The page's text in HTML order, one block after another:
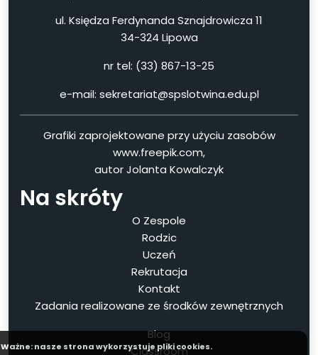
ul. Księdza Ferdynanda Sznajdrowicza 11
34-324 Lipowa
nr tel: (33) 867-13-25
e-mail: sekretariat@spslotwina.edu.pl
Grafiki zaprojektowane przy użyciu zasobów
www.freepik.com,
autor Jolanta Kowalczyk
Na skróty
O Zespole
Rodzic
Uczeń
Rekrutacja
Kontakt
Zadania realizowane ze środków zewnętrznych
Blog
Classroom
Ważne: nasze strona wykorzystuje pliki cookies.